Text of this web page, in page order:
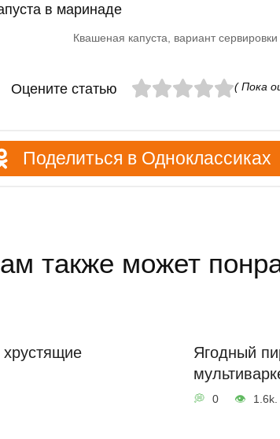
Квашеная капуста, вариант сервировки
Оцените статью ( Пока
Поделиться в Одноклассиках
также может
Ягодный
0 1.6k.